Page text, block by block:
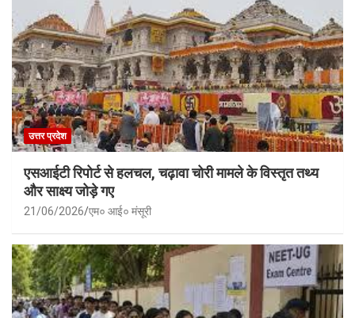
उत्तर प्रदेश
एसआईटी रिपोर्ट से हलचल, चढ़ावा चोरी मामले के विस्तृत तथ्य
और साक्ष्य जोड़े गए
21/06/2026 एम० आई० मंसूरी